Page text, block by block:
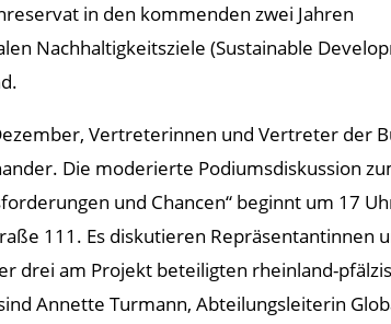
in den kommenden zwei Jahren
Nachhaltigkeitsziele (Sustainable
Vertreterinnen und Vertreter der
Die moderierte Podiumsdiskussion
und Chancen“ beginnt um 17
111. Es diskutieren Repräsentantinnen
drei am Projekt beteiligten rheinland-
Annette Turmann, Abteilungsleiterin